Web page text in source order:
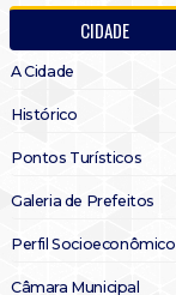
CIDADE
A Cidade
Histórico
Pontos Turísticos
Galeria de Prefeitos
Perfil Socioeconômico
Câmara Municipal